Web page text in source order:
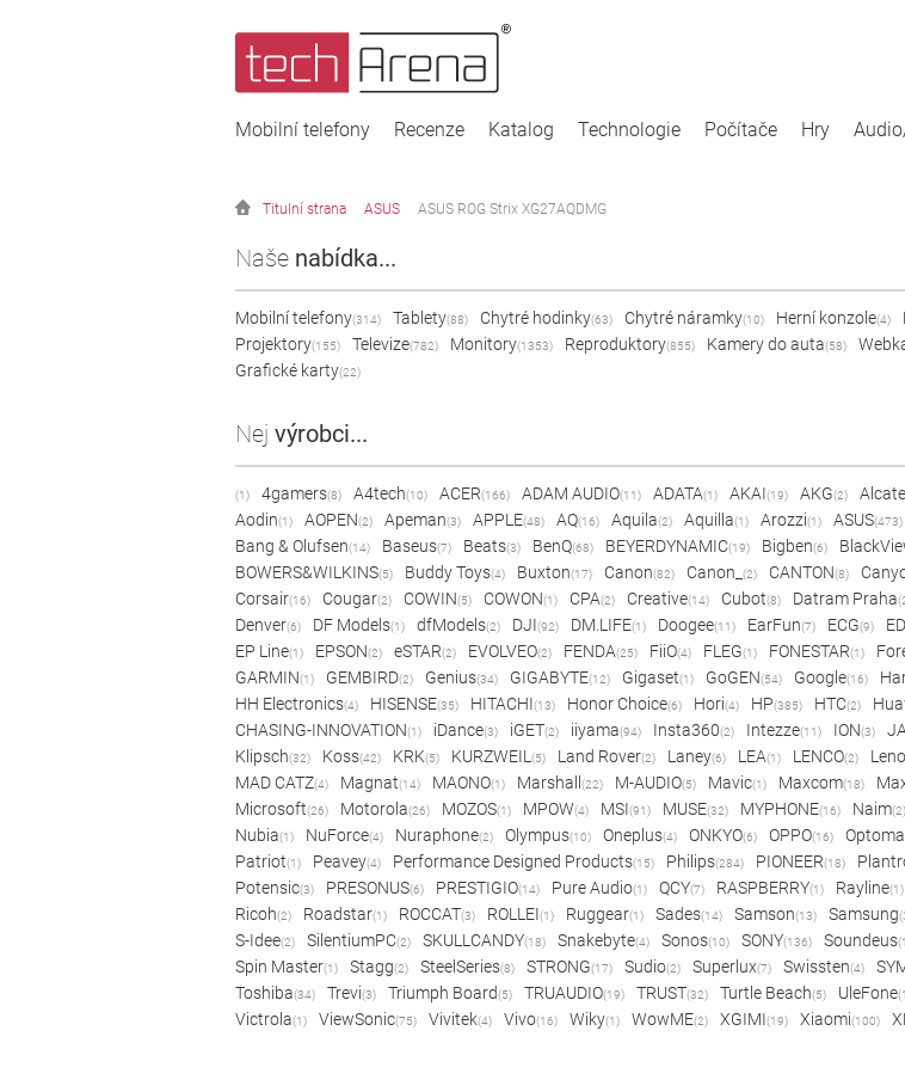
Mobilní telefony Recenze Katalog Technologie Počítače Hry
Titulní strana ASUS ASUS ROG Strix XG27AQDMG
Naše nabídka...
Mobilní telefony(314) Tablety(88) Chytré hodinky(63) Chytré náramky(10) Herní konzole(4)
Projektory(155) Televize(782) Monitory(1353) Reproduktory(855) Kamery do auta(58)
Grafické karty(22)
Nej výrobci...
(1) 4gamers(8) A4tech(10) ACER(166) ADAM AUDIO(11) ADATA(1) AKAI(19) AKG(2) Alcatel
Aodin(1) AOPEN(2) Apeman(3) APPLE(48) AQ(16) Aquila(2) Aquilla(1) Arozzi(1) ASUS(473)
Bang & Olufsen(14) Baseus(7) Beats(3) BenQ(68) BEYERDYNAMIC(19) Bigben(6)
BOWERS&WILKINS(5) Buddy Toys(4) Buxton(17) Canon(82) Canon_ (2) CANTON(8)
Corsair(16) Cougar(2) COWIN(5) COWON(1) CPA(2) Creative(14) Cubot(8) Datram Praha
Denver(6) DF Models(1) dfModels(2) DJI(92) DM.LIFE(1) Doogee(11) EarFun(7) ECG(9)
EP Line(1) EPSON(2) eSTAR(2) EVOLVEO(2) FENDA(25) FiiO(4) FLEG(1) FONESTAR(1)
GARMIN(1) GEMBIRD(2) Genius(34) GIGABYTE(12) Gigaset(1) GoGEN(54) Google(16)
HH Electronics(4) HISENSE(35) HITACHI(13) Honor Choice(6) Hori(4) HP(385) HTC(2)
CHASING-INNOVATION(1) iDance(3) iGET(2) iiyama(94) Insta360(2) Intezze(11) ION(3)
Klipsch(32) Koss(42) KRK(5) KURZWEIL(5) Land Rover(2) Laney(6) LEA(1) LENCO(2)
MAD CATZ(4) Magnat(14) MAONO(1) Marshall (22) M-AUDIO(5) Mavic(1) Maxcom(18)
Microsoft(26) Motorola(26) MOZOS(1) MPOW(4) MSI(91) MUSE(32) MYPHONE(16) Naim(2)
Nubia(1) NuForce(4) Nuraphone(2) Olympus(10) Oneplus(4) ONKYO(6) OPPO(16) Optoma
Patriot(1) Peavey(4) Performance Designed Products(15) Philips(284) PIONEER(18)
Potensic(3) PRESONUS(6) PRESTIGIO(14) Pure Audio(1) QCY(7) RASPBERRY(1) Rayline(1)
Ricoh(2) Roadstar(1) ROCCAT(3) ROLLEI(1) Ruggear(1) Sades(14) Samson(13) Samsung
S-Idee(2) SilentiumPC(2) SKULLCANDY(18) Snakebyte(4) Sonos(10) SONY(136) Soundeus
Spin Master(1) Stagg(2) SteelSeries(8) STRONG(17) Sudio(2) Superlux(7) Swissten(4)
Toshiba(34) Trevi(3) Triumph Board(5) TRUAUDIO(19) TRUST(32) Turtle Beach(5) UleFone
Victrola(1) ViewSonic(75) Vivitek(4) Vivo(16) Wiky(1) WowME(2) XGIMI(19) Xiaomi(100)